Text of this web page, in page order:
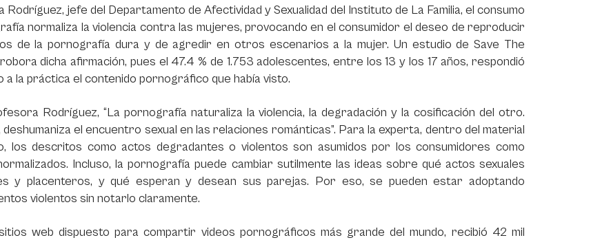
Rodríguez, jefe del Departamento de Afectividad y Sexualidad del Instituto de La Familia, el consumo
normaliza la violencia contra las mujeres, provocando en el consumidor el deseo de reproducir
de la pornografía dura y de agredir en otros escenarios a la mujer. Un estudio de Save The
dicha afirmación, pues el 47.4 % de 1.753 adolescentes, entre los 13 y los 17 años, respondió
a la práctica el contenido pornográfico que había visto.
Rodríguez, “La pornografía naturaliza la violencia, la degradación y la cosificación del otro.
el encuentro sexual en las relaciones románticas”. Para la experta, dentro del material
los descritos como actos degradantes o violentos son asumidos por los consumidores como
Incluso, la pornografía puede cambiar sutilmente las ideas sobre qué actos sexuales
y placenteros, y qué esperan y desean sus parejas. Por eso, se pueden estar adoptando
violentos sin notarlo claramente.
web dispuesto para compartir videos pornográficos más grande del mundo, recibió 42 mil